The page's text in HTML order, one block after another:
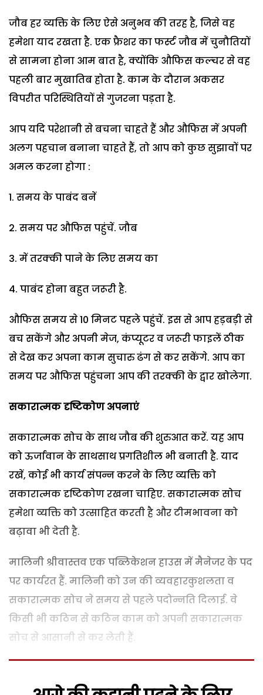
जौब हर व्यक्ति के लिए ऐसे अनुभव की तरह है, जिसे वह
हमेशा याद रखता है. एक फ्रैशर का फर्स्ट जौब में चुनौतियों
से सामना होना आम बात है, क्योंकि औफिस कल्चर से वह
पहली बार मुखातिब होता है. काम के दौरान अकसर
विपरीत परिस्थितियों से गुजरना पड़ता है.
आप यदि परेशानी से बचना चाहते हैं और औफिस में अपनी
अलग पहचान बनाना चाहते हैं, तो आप को कुछ सुझावों पर
अमल करना होगा :
समय के पाबंद बनें
समय पर औफिस पहुंचें. जौब
में तरक्की पाने के लिए समय का
पाबंद होना बहुत जरूरी है.
औफिस समय से 10 मिनट पहले पहुंचें. इस से आप हड़बड़ी से
बच सकेंगे और अपनी मेज, कंप्यूटर व जरूरी फाइलें ठीक
से देख कर अपना काम सुचारु ढंग से कर सकेंगे. आप का
समय पर औफिस पहुंचना आप की तरक्की के द्वार खोलेगा.
सकारात्मक दृष्टिकोण अपनाएं
सकारात्मक सोच के साथ जौब की शुरुआत करें. यह आप
को ऊर्जावान के साथसाथ प्रगतिशील भी बनाती है. याद
रखें, कोई भी कार्य संपन्न करने के लिए व्यक्ति को
सकारात्मक दृष्टिकोण रखना चाहिए. सकारात्मक सोच
हमेशा व्यक्ति को उत्साहित करती है और टीमभावना को
बढ़ावा भी देती है.
मालिनी श्रीवास्तव एक पब्लिकेशन हाउस में मैनेजर के पद
पर कार्यरत हैं. मालिनी को उन की व्यवहारकुशलता व
सकारात्मक सोच ने समय से पहले पदोन्नति दिलाई. वे
किसी भी कठिन से कठिन काम को अपनी सकारात्मक
सोच से आसानी से कर लेती हैं.